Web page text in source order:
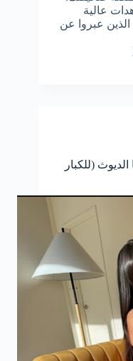
عالية
عبروا عن
(للكبار